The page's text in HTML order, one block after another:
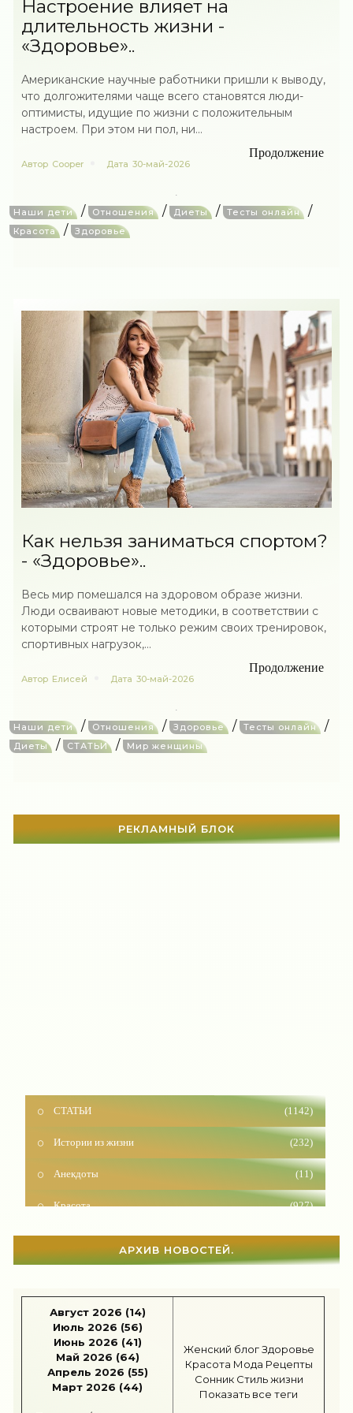
Настроение влияет на
длительность жизни -
«Здоровье»..
Американские научные работники пришли к выводу,
что долгожителями чаще всего становятся люди-
оптимисты, идущие по жизни с положительным
настроем. При этом ни пол, ни...
Продолжение
Автор Cooper Дата 30-май-2026
Наши дети / Отношения / Диеты / Тесты онлайн /
Красота / Здоровье
Как нельзя заниматься спортом?
- «Здоровье»..
Весь мир помешался на здоровом образе жизни.
Люди осваивают новые методики, в соответствии с
которыми строят не только режим своих тренировок,
спортивных нагрузок,...
Продолжение
Автор Елисей Дата 30-май-2026
Наши дети / Отношения / Здоровье / Тесты онлайн /
Диеты / СТАТЬИ / Мир женщины
РЕКЛАМНЫЙ БЛОК
СТАТЬИ (1142)
Истории из жизни (232)
(11)
(927)
Наши дети (1818)
Бизнес
Рецепты (495)
Шоппинг (47)
АРХИВ НОВОСТЕЙ.
Август 2026 (14)
Июль 2026 (56)
Июнь 2026 (41)
Май 2026 (64)
Апрель 2026 (55)
Март 2026 (44)
Женский блог Здоровье
Красота Мода Рецепты
Сонник Стиль жизни
Показать все теги